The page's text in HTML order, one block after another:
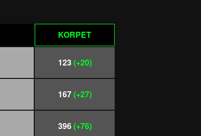
KORPET
123(+20)
167(+27)
396(+76)